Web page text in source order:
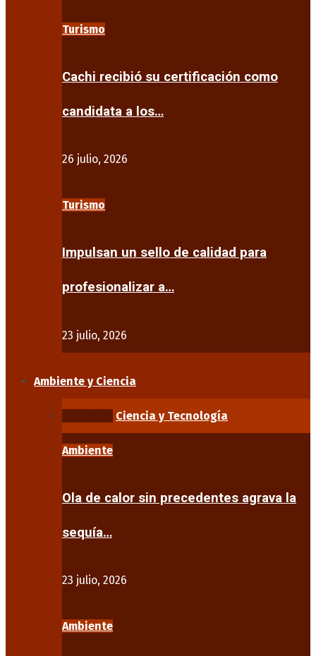
Turismo
Cachi recibió su certificación como
candidata a los…
26 julio, 2026
Turismo
Impulsan un sello de calidad para
profesionalizar a…
23 julio, 2026
Ambiente y Ciencia
Ciencia y Tecnología
Ambiente
Ola de calor sin precedentes agrava la
sequía…
23 julio, 2026
Ambiente